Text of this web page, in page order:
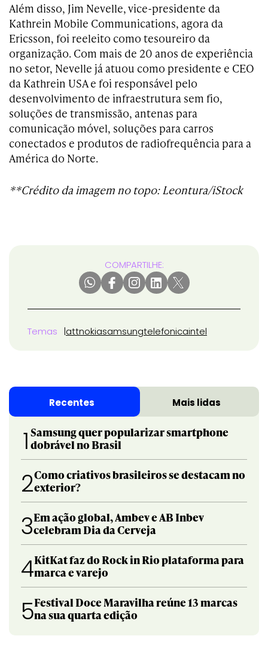
Além disso, Jim Nevelle, vice-presidente da
Kathrein Mobile Communications, agora da
Ericsson, foi reeleito como tesoureiro da
organização. Com mais de 20 anos de experiência
no setor, Nevelle já atuou como presidente e CEO
da Kathrein USA e foi responsável pelo
desenvolvimento de infraestrutura sem fio,
soluções de transmissão, antenas para
comunicação móvel, soluções para carros
conectados e produtos de radiofrequência para a
América do Norte.
**Crédito da imagem no topo: Leontura/iStock
COMPARTILHE:
Temas attnokiasamsungtelefonicaintel
Recentes Mais lidas
1 Samsung quer popularizar smartphone
dobrável no Brasil
2Como criativos brasileiros se destacam no
exterior?
3Em ação global, Ambev e AB Inbev
celebram Dia da Cerveja
4KitKat faz do Rock in Rio plataforma para
marca e varejo
5Festival Doce Maravilha reúne 13 marcas
na sua quarta edição